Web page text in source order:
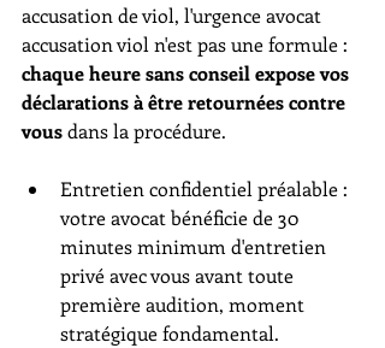
accusation de viol, l'urgence avocat
accusation viol n'est pas une formule :
chaque heure sans conseil expose vos
déclarations à être retournées contre
vous dans la procédure.
Entretien confidentiel préalable :
votre avocat bénéficie de 30
minutes minimum d'entretien
privé avec vous avant toute
première audition, moment
stratégique fondamental.